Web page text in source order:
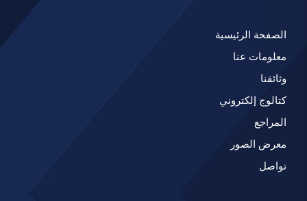
الصفحة الرئيسية
معلومات عنا
وثائقنا
كتالوج إلكتروني
المراجع
معرض الصور
تواصل